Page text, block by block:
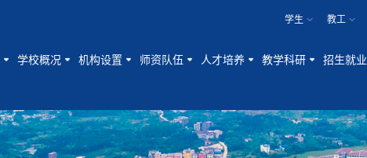
学生 教工
学校概况 机构设置 师资队伍 人才培养 教学科研 招生就业